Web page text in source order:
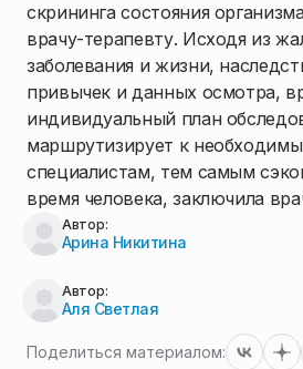
скрининга состояния
врачу-терапевту. Исходя из
заболевания и жизни,
привычек и данных осмотра,
индивидуальный план
маршрутизирует к
специалистам, тем самым
время человека, заключила
Автор:
Арина Никитина
Автор:
Аля Светлая
Поделиться материалом: